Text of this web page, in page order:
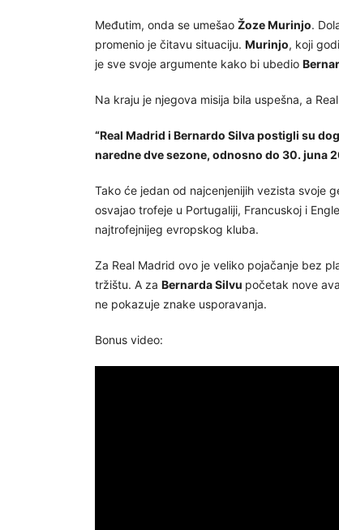
Međutim, onda se umešao Žoze Murinjo.
promenio je čitavu situaciju. Murinjo, koji
je sve svoje argumente kako bi ubedio
Na kraju je njegova misija bila uspešna, a
“Real Madrid i Bernardo Silva postigli su
naredne dve sezone, odnosno do 30. juna
Tako će jedan od najcenjenijih vezista svoje
osvajao trofeje u Portugaliji, Francuskoj i
najtrofejnijeg evropskog kluba.
Za Real Madrid ovo je veliko pojačanje bez
tržištu. A za Bernarda Silvu početak nove
ne pokazuje znake usporavanja.
Bonus video: